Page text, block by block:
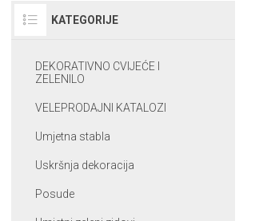
KATEGORIJE
DEKORATIVNO CVIJEĆE I
ZELENILO
VELEPRODAJNI KATALOZI
Umjetna stabla
Uskršnja dekoracija
Posude